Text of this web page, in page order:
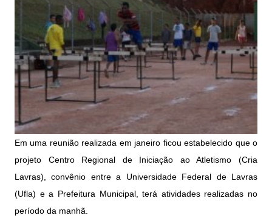
Em uma reunião realizada em janeiro ficou estabelecido que o
projeto Centro Regional de Iniciação ao Atletismo (Cria
Lavras), convênio entre a Universidade Federal de Lavras
(Ufla) e a Prefeitura Municipal, terá atividades realizadas no
período da manhã.